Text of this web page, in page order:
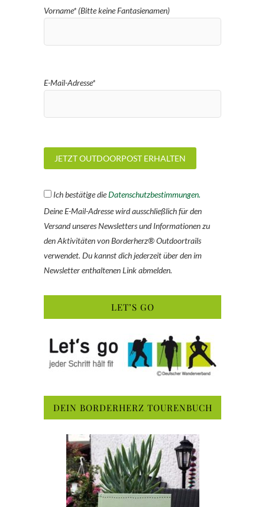
Vorname* (Bitte keine Fantasienamen)
E-Mail-Adresse*
Ich bestätige dieDatenschutzbestimmungen.
Deine E-Mail-Adresse wird ausschließlich für den
Versand unseres Newsletters und Informationen zu
den Aktivitäten von Borderherz® Outdoortrails
verwendet. Du kannst dich jederzeit über den im
Newsletter enthaltenen Link abmelden.
LET’S GO
DEIN BORDERHERZ TOURENBUCH